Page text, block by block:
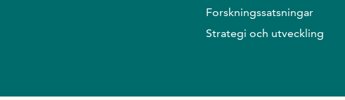
Forskningssatsningar
Strategi och utveckling